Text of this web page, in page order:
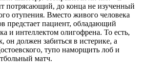
потрясающий, до конца не изученный
отупения. Вместо живого человека
предстает пациент, обладающий
и интеллектом олигофрена. То есть,
он должен забиться в истерике, а
тупо наморщить лоб и
матч.